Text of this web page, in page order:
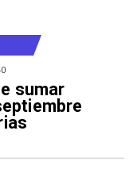
sumar